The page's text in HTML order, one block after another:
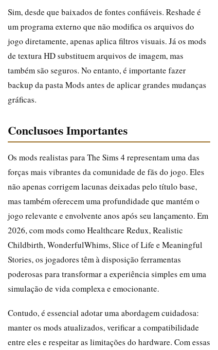
Sim, desde que baixados de fontes confiáveis. Reshade é
um programa externo que não modifica os arquivos do
jogo diretamente, apenas aplica filtros visuais. Já os mods
de textura HD substituem arquivos de imagem, mas
também são seguros. No entanto, é importante fazer
backup da pasta Mods antes de aplicar grandes mudanças
gráficas.
Conclusoes Importantes
Os mods realistas para The Sims 4 representam uma das
forças mais vibrantes da comunidade de fãs do jogo. Eles
não apenas corrigem lacunas deixadas pelo título base,
mas também oferecem uma profundidade que mantém o
jogo relevante e envolvente anos após seu lançamento. Em
2026, com mods como Healthcare Redux, Realistic
Childbirth, WonderfulWhims, Slice of Life e Meaningful
Stories, os jogadores têm à disposição ferramentas
poderosas para transformar a experiência simples em uma
simulação de vida complexa e emocionante.
Contudo, é essencial adotar uma abordagem cuidadosa:
manter os mods atualizados, verificar a compatibilidade
entre eles e respeitar as limitações do hardware. Com essas